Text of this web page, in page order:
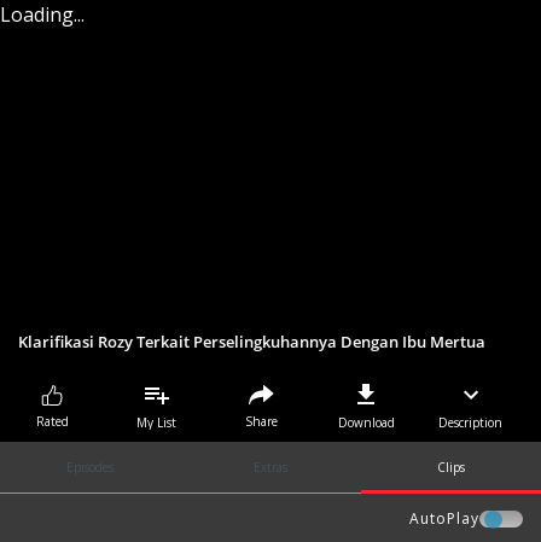
Loading...
Klarifikasi Rozy Terkait Perselingkuhannya Dengan Ibu Mertua
Rated My List Share Download Description
Episodes Extras Clips
AutoPlay